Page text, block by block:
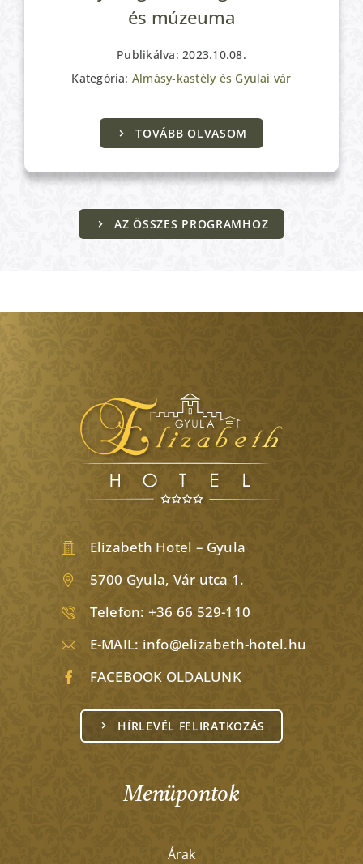
AZ ÖSSZES PROGRAMHOZ
és múzeuma
Publikálva: 2023.10.08.
Kategória: Almásy-kastély és Gyulai vár
TOVÁBB OLVASOM
Elizabeth Hotel – Gyula
5700 Gyula, Vár utca 1.
Telefon: +36 66 529-110
E-MAIL: info@elizabeth-hotel.hu
FACEBOOK OLDALUNK
HÍRLEVÉL FELIRATKOZÁS
Menüpontok
Árak